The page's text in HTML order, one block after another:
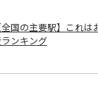
全国の主要駅】これ
ンキング